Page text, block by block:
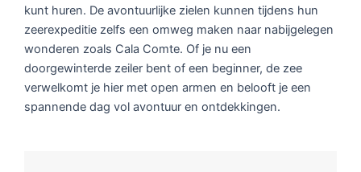
kunt huren. De avontuurlijke zielen kunnen tijdens hun
zeerexpeditie zelfs een omweg maken naar nabijgelegen
wonderen zoals Cala Comte. Of je nu een
doorgewinterde zeiler bent of een beginner, de zee
verwelkomt je hier met open armen en belooft je een
spannende dag vol avontuur en ontdekkingen.